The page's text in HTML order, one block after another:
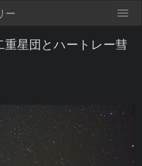
ー
重星団とハートレー彗